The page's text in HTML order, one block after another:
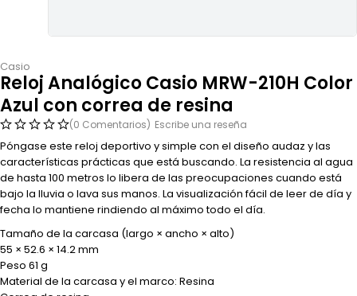
Casio
Reloj Analógico Casio MRW-210H Color
Azul con correa de resina
(0 Comentarios) Escribe una reseña
Póngase este reloj deportivo y simple con el diseño audaz y las
características prácticas que está buscando. La resistencia al agua
de hasta 100 metros lo libera de las preocupaciones cuando está
bajo la lluvia o lava sus manos. La visualización fácil de leer de día y
fecha lo mantiene rindiendo al máximo todo el día.
Tamaño de la carcasa (largo × ancho × alto)
55 × 52.6 × 14.2 mm
Peso 61 g
Material de la carcasa y el marco: Resina